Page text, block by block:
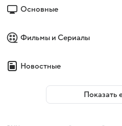
Основные
Фильмы и Сериалы
Новостные
Показать